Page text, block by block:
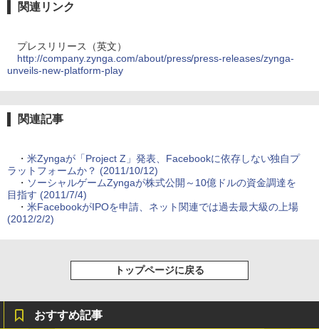
関連リンク
プレスリリース（英文）
http://company.zynga.com/about/press/press-releases/zynga-
unveils-new-platform-play
関連記事
・ 米Zyngaが「Project Z」発表、Facebookに依存しない独自プ
ラットフォームか？ (2011/10/12)
・ ソーシャルゲームZyngaが株式公開～10億ドルの資金調達を
目指す (2011/7/4)
・ 米FacebookがIPOを申請、ネット関連では過去最大級の上場
(2012/2/2)
トップページに戻る
おすすめ記事